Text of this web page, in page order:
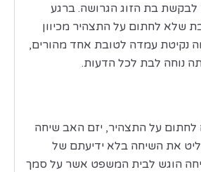
לבקשת בת הזוג הגרושה. ברגע
שלא לחתום על התצהיר מכיוון
נקיטת עמדה לטובת אחד מהורים,
נוחה לבת לכל הדעות.
על התצהיר, יזם האב שיחה
את השיחה בלא ידיעתם של
הוגש לבית המשפט אשר על סמך